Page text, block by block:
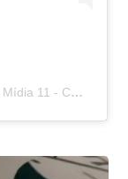
Uma publicação compartilhada por Ceará Mídia 11 - CM11 (@cearamidia11)